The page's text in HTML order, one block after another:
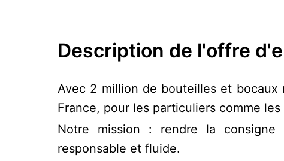
Description de l'offre
Avec 2 million de bouteilles et bocaux
France, pour les particuliers comme les
Notre mission : rendre la consigne
responsable et fluide.